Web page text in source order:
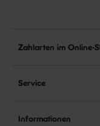
Zahlarten im Online-
Service
Informationen